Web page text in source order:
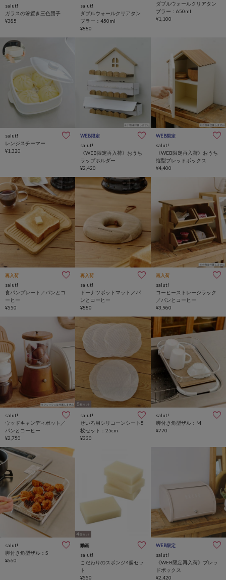
salut!
ガラスの箸置き三色団子
¥385
salut!
ダブルウォールクリアタン
ブラー：450ml
¥880
ダブルウォールクリアタン
ブラー：650ml
¥1,100
salut!
レンジスチーマー
¥1,320
WEB限定
salut!
《WEB限定再入荷》おうち
ラップホルダー
¥2,420
WEB限定
salut!
《WEB限定再入荷》おうち
縦型ブレッドボックス
¥4,400
再入荷
salut!
食パンプレート／パンとコ
ーヒー
¥550
再入荷
salut!
ドーナツポットマット／パ
ンとコーヒー
¥880
再入荷
salut!
コーヒーストレージラック
／パンとコーヒー
¥3,960
salut!
ウッドキャンディポット／
パンとコーヒー
¥2,750
salut!
せいろ用シリコーンシート5
枚セット：25cm
¥330
salut!
脚付き角型ザル：M
¥770
salut!
脚付き角型ザル：S
¥660
動画
salut!
こだわりのスポンジ4個セッ
ト
¥550
WEB限定
salut!
《WEB限定再入荷》ブレッ
ドボックス
¥2,420